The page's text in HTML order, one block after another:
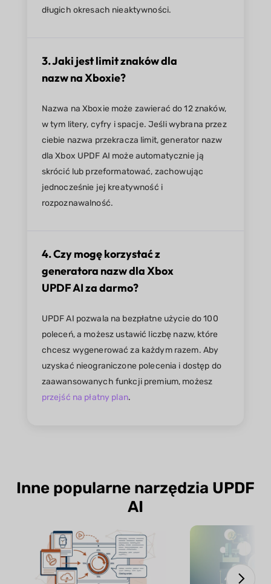
długich okresach nieaktywności.
3. Jaki jest limit znaków dla
nazw na Xboxie?
Nazwa na Xboxie może zawierać do 12 znaków,
w tym litery, cyfry i spacje. Jeśli wybrana przez
ciebie nazwa przekracza limit, generator nazw
dla Xbox UPDF AI może automatycznie ją
skrócić lub przeformatować, zachowując
jednocześnie jej kreatywność i
rozpoznawalność.
4. Czy mogę korzystać z
generatora nazw dla Xbox
UPDF AI za darmo?
UPDF AI pozwala na bezpłatne użycie do 100
poleceń, a możesz ustawić liczbę nazw, które
chcesz wygenerować za każdym razem. Aby
uzyskać nieograniczone polecenia i dostęp do
zaawansowanych funkcji premium, możesz
przejść na płatny plan.
Inne popularne narzędzia UPDF
AI